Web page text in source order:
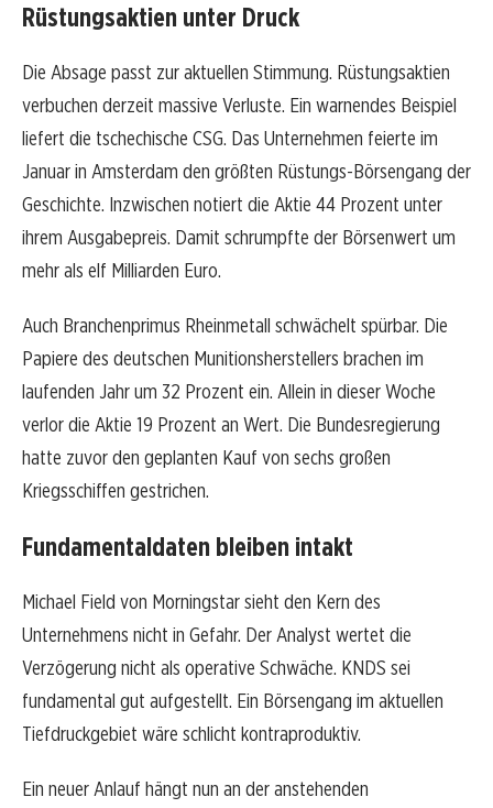
Rüstungsaktien unter Druck
Die Absage passt zur aktuellen Stimmung. Rüstungsaktien
verbuchen derzeit massive Verluste. Ein warnendes Beispiel
liefert die tschechische CSG. Das Unternehmen feierte im
Januar in Amsterdam den größten Rüstungs-Börsengang der
Geschichte. Inzwischen notiert die Aktie 44 Prozent unter
ihrem Ausgabepreis. Damit schrumpfte der Börsenwert um
mehr als elf Milliarden Euro.
Auch Branchenprimus Rheinmetall schwächelt spürbar. Die
Papiere des deutschen Munitionsherstellers brachen im
laufenden Jahr um 32 Prozent ein. Allein in dieser Woche
verlor die Aktie 19 Prozent an Wert. Die Bundesregierung
hatte zuvor den geplanten Kauf von sechs großen
Kriegsschiffen gestrichen.
Fundamentaldaten bleiben intakt
Michael Field von Morningstar sieht den Kern des
Unternehmens nicht in Gefahr. Der Analyst wertet die
Verzögerung nicht als operative Schwäche. KNDS sei
fundamental gut aufgestellt. Ein Börsengang im aktuellen
Tiefdruckgebiet wäre schlicht kontraproduktiv.
Ein neuer Anlauf hängt nun an der anstehenden